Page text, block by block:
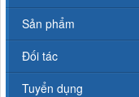
Sản phẩm
Đối tác
Tuyển dụng